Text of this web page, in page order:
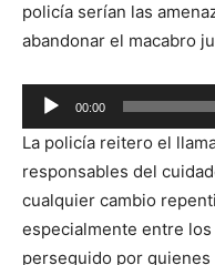
policía serían las
abandonar el macabro
Reproductor
de
audio
00:00
La policía reitero el
responsables del
cualquier cambio
especialmente entre los
perseguido por